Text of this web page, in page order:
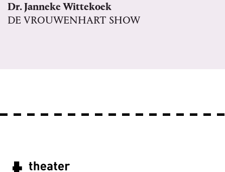
Dr. Janneke Wittekoek
DE VROUWENHART SHOW